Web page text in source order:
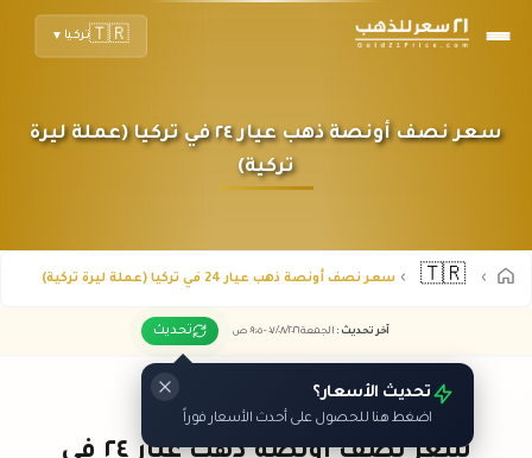
🇹🇷تركيا ▼
سعر نصف أونصة ذهب عيار ٢٤ في تركيا (عملة ليرة
تركية)
🇹🇷 سعر نصف أونصة ذهب عيار 24 في تركيا (عملة ليرة تركية)
آخر تحديث : الجمعة ٠٧ /٠٨/٢٠٢٦ - ٠٩:٠٥ ص تحديث
تحديث الأسعار؟
اضغط هنا للحصول على أحدث الأسعار فوراً